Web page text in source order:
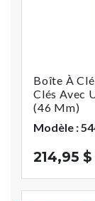
Boîte À
Clés Avec
(46 Mm)
Modèle :
214,95 $